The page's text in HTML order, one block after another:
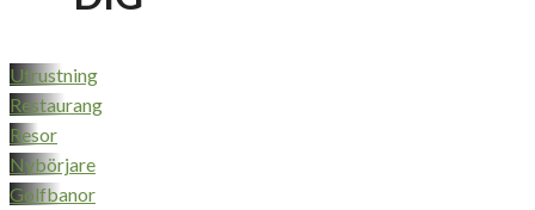
Utrustning
Restaurang
Resor
Nybörjare
Golfbanor